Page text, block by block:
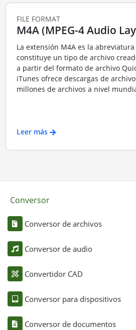
FILE FORMAT
M4A (MPEG-4 Audio
La extensión M4A es la
constituye un tipo de archivo
a partir del formato de archivo
iTunes ofrece descargas de
millones de archivos a nivel
Leer más
Conversor
Conversor de archivos
Conversor de audio
Convertidor CAD
Conversor para dispositivos
Conversor de documentos